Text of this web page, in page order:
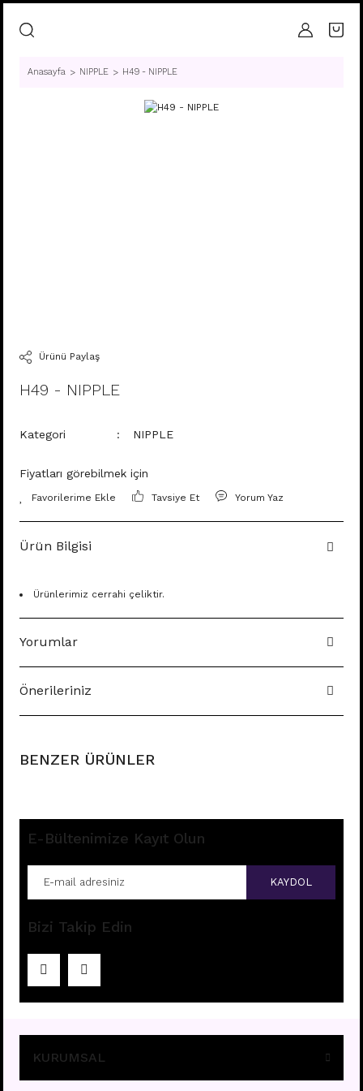
Anasayfa NIPPLE H49 - NIPPLE
Ürünü Paylaş
H49 - NIPPLE
Kategori NIPPLE
Fiyatları görebilmek için
Tavsiye Et Yorum Yaz
Ürün Bilgisi
Ürünlerimiz cerrahi çeliktir.
Yorumlar
Önerileriniz
BENZER ÜRÜNLER
Fiyatları görebilmek içinüye girişi yapınız.
E-Bültenimize Kayıt Olun
KAYDOL
Bizi Takip Edin
KURUMSAL